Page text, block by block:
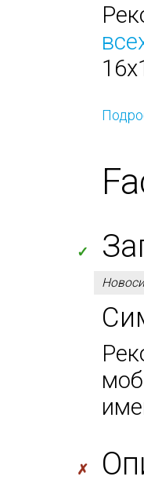
✓
✗